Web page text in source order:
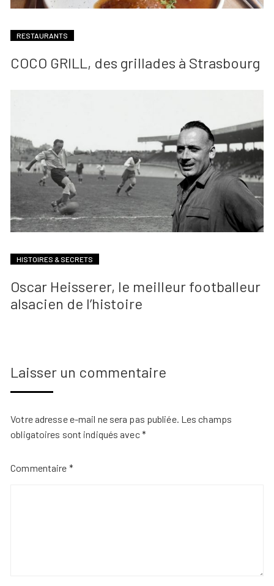
RESTAURANTS
COCO GRILL, des grillades à Strasbourg
HISTOIRES & SECRETS
Oscar Heisserer, le meilleur footballeur
alsacien de l’histoire
Laisser un commentaire
Votre adresse e-mail ne sera pas publiée. Les champs
obligatoires sont indiqués avec*
Commentaire *